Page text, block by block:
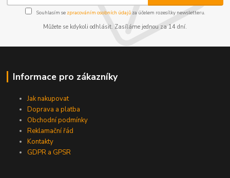
Souhlasím se zpracováním osobních údajůza účelem rozesílky newsletteru.
Můžete se kdykoli odhlásit. Zasíláme jednou za 14 dní.
Informace pro zákazníky
Jak nakupovat
Doprava a platba
Obchodní podmínky
Reklamační řád
Kontakty
GDPR a GPSR